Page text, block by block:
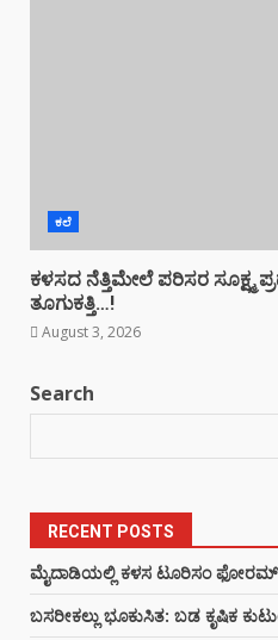
ಕಲೆ
ಕಳಸದ ನೆತ್ತಿಮೇಲೆ ಪರಿಸರ ಸೂಕ್ಷ್ಮ
ತೂಗುಕತ್ತಿ…!
August 3, 2026
Search
RECENT POSTS
ಮೈದಾಡಿಯಲ್ಲಿ ಕಳಸ ಟೂರಿಸಂ ಫೋರಮ್
ಬಸರೀಕಲ್ಲು ಭೂಕುಸಿತ: ಬಡ ಕೃಷಿಕ